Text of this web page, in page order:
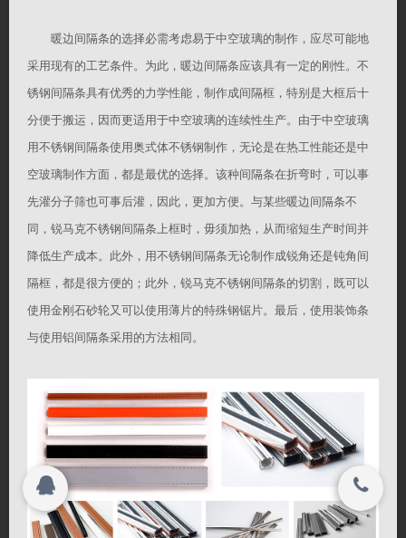
案例展示
客户服务
联系我们
搜索
Copyright 2015-2016
间隔条|暖边间隔条|不锈钢间隔条|江苏和鼎新
材料有限公司 All rights reserved.
备案号：苏ICP备18008834号
网址：http://192.168.1.2/
关闭
© 2015-2017
间隔条|暖边间隔条|不锈钢间隔条|江苏和鼎新
暖边间隔条的选择必需考虑易于中空玻璃的制作，应尽可能地
采用现有的工艺条件。为此，暖边间隔条应该具有一定的刚性。不
锈钢间隔条具有优秀的力学性能，制作成间隔框，特别是大框后十
分便于搬运，因而更适用于中空玻璃的连续性生产。由于中空玻璃
用不锈钢间隔条使用奥式体不锈钢制作，无论是在热工性能还是中
空玻璃制作方面，都是最优的选择。该种间隔条在折弯时，可以事
先灌分子筛也可事后灌，因此，更加方便。与某些暖边间隔条不
同，锐马克不锈钢间隔条上框时，毋须加热，从而缩短生产时间并
降低生产成本。此外，用不锈钢间隔条无论制作成锐角还是钝角间
隔框，都是很方便的；此外，锐马克不锈钢间隔条的切割，既可以
使用金刚石砂轮又可以使用薄片的特殊钢锯片。最后，使用装饰条
与使用铝间隔条采用的方法相同。